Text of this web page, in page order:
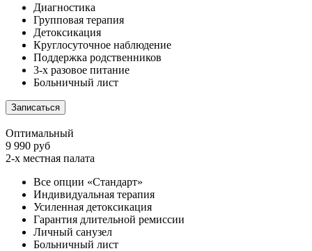
Диагностика
Групповая терапия
Детоксикация
Круглосуточное наблюдение
Поддержка родственников
3-х разовое питание
Больничный лист
Записаться
Оптимальный
9 990 руб
2-х местная палата
Все опции «Стандарт»
Индивидуальная терапия
Усиленная детоксикация
Гарантия длительной ремиссии
Личный санузел
Больничный лист